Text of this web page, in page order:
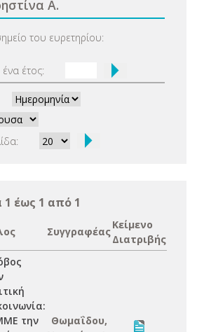
Α.
του ευρετηρίου:
έτος:
έως 1 από 1
Συγγραφέας
Κείμενο
Διατριβής
την
Θωμαΐδου,